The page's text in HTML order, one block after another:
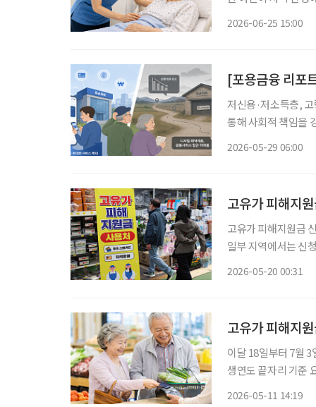
2026-06-25 15:00
[포용금융 리포
저신용·저소득층,
통해 사회적 책임을
2026-05-29 06:00
고유가 피해지
고유가 피해지원금
일부 지역에서는 신청률이 전국 평균
2026-05-20 00:31
고유가 피해지
이달 18일부터 7월
생연도 끝자리 기준
2026-05-11 14:19